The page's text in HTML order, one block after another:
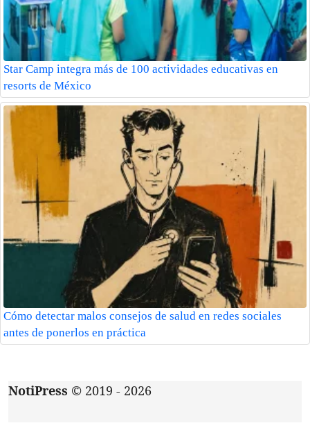
Star Camp integra más de 100 actividades educativas en
resorts de México
Cómo detectar malos consejos de salud en redes sociales
antes de ponerlos en práctica
NotiPress © 2019 - 2026